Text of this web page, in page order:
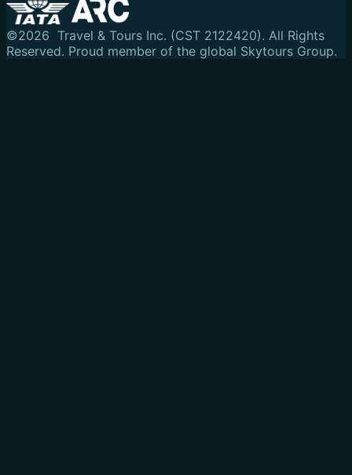
©2026 Travel & Tours Inc. (CST 2122420). All Rights
Reserved. Proud member of the global Skytours Group.